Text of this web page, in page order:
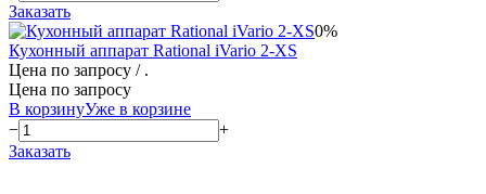
Заказать
0%
Кухонный аппарат Rational iVario 2-XS
Цена по запросу / .
Цена по запросу
В корзинуУже в корзине
−
+
Заказать